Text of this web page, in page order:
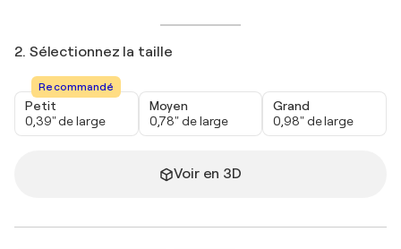
2. Sélectionnez la taille
Recommandé
Petit
0,39" de large
Moyen
0,78" de large
Grand
0,98" de large
Voir en 3D